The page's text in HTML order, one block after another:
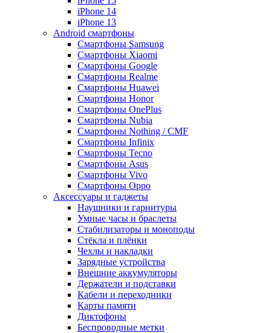
iPhone 14
iPhone 13
Android cмартфоны
Смартфоны Samsung
Смартфоны Xiaomi
Смартфоны Google
Смартфоны Realme
Смартфоны Huawei
Смартфоны Honor
Смартфоны OnePlus
Смартфоны Nubia
Смартфоны Nothing / CMF
Смартфоны Infinix
Смартфоны Tecno
Смартфоны Asus
Смартфоны Vivo
Смартфоны Oppo
Аксессуары и гаджеты
Наушники и гарнитуры
Умные часы и браслеты
Стабилизаторы и моноподы
Стёкла и плёнки
Чехлы и накладки
Зарядные устройства
Внешние аккумуляторы
Держатели и подставки
Кабели и переходники
Карты памяти
Диктофоны
Беспроводные метки